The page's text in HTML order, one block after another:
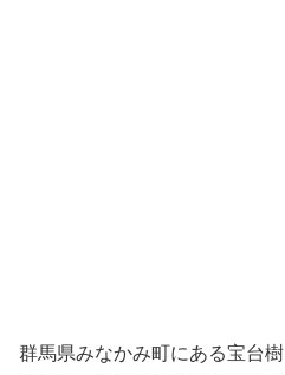
群馬県みなかみ町にある宝台